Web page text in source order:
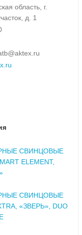
область, г.
д. 1
СВИНЦОВЫЕ
ELEMENT,
СВИНЦОВЫЕ
«ЗВЕРЬ», DUO